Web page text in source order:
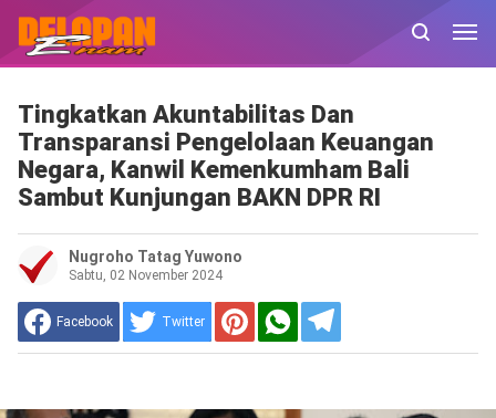
Tingkatkan Akuntabilitas Dan
Transparansi Pengelolaan Keuangan
Negara, Kanwil Kemenkumham Bali
Sambut Kunjungan BAKN DPR RI
Nugroho Tatag Yuwono
Sabtu, 02 November 2024
Facebook Twitter